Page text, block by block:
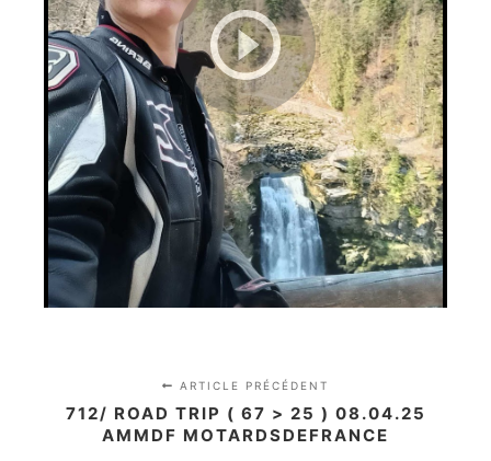
ARTICLE PRÉCÉDENT
712/ ROAD TRIP ( 67 > 25 ) 08.04.25
AMMDF MOTARDSDEFRANCE